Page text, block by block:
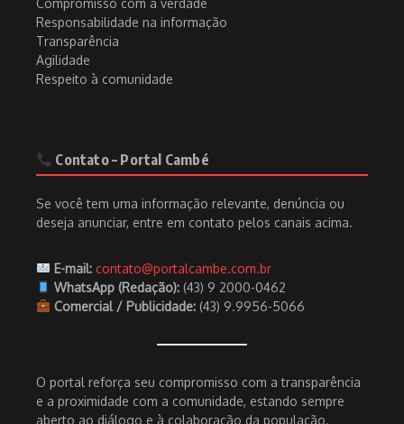
Compromisso com a verdade
Responsabilidade na informação
Transparência
Agilidade
Respeito à comunidade
Contato – Portal Cambé
Se você tem uma informação relevante, denúncia ou
deseja anunciar, entre em contato pelos canais acima.
E-mail: contato@portalcambe.com.br
WhatsApp (Redação):(43) 9 2000-0462
Comercial / Publicidade:(43) 9.9956-5066
O portal reforça seu compromisso com a transparência
e a proximidade com a comunidade, estando sempre
aberto ao diálogo e à colaboração da população.